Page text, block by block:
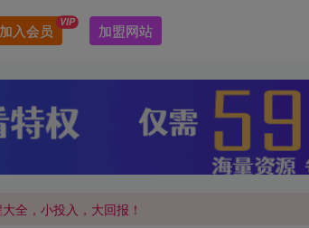
加入会员 VIP 加盟网站
全，小投入，大回报！